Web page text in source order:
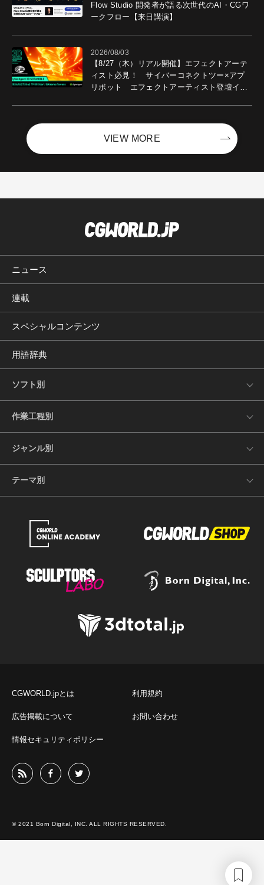
Flow Studio 開発者が語る次世代のAI・CGワ
ークフロー【来日講演】
2026/08/03
【8/27（木）リアル開催】エフェクトアーテ
ィスト必見！ サイバーコネクトツー×アプ
リボット エフェクトアーティスト登壇イベ
VIEW MORE
ニュース
連載
スペシャルコンテンツ
用語辞典
ソフト別
作業工程別
ジャンル別
テーマ別
CGWORLD.jpとは 利用規約
広告掲載について お問い合わせ
情報セキュリティポリシー
© 2021 Born Digital, INC. ALL RIGHTS RESERVED.